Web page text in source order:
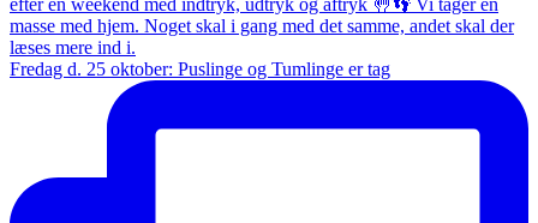
Fredag d. 25 oktober: Puslinge og Tumlinge er tag